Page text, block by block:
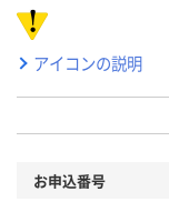
アイコンの説明
お申込番号